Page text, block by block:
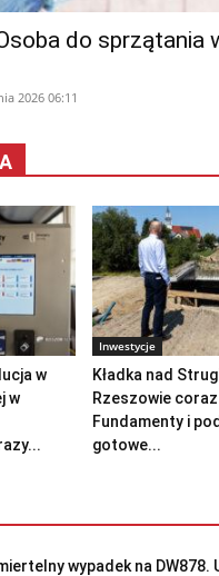
do sprzątania
2026 06:11
w
w
Inwestycje
Kładka nad
Rzeszowie
Fundamenty i
gotowe...
wypadek na DW878.